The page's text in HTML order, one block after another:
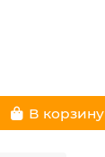
В корзину